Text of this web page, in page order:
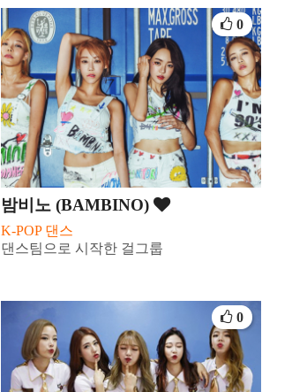
밤비노 (BAMBINO)
K-POP 댄스
댄스팀으로 시작한 걸그룹
0
0